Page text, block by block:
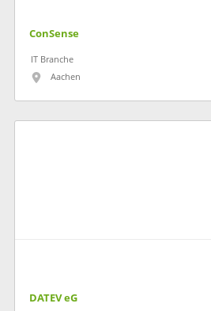
ConSense
IT Branche
Aachen
DATEV eG